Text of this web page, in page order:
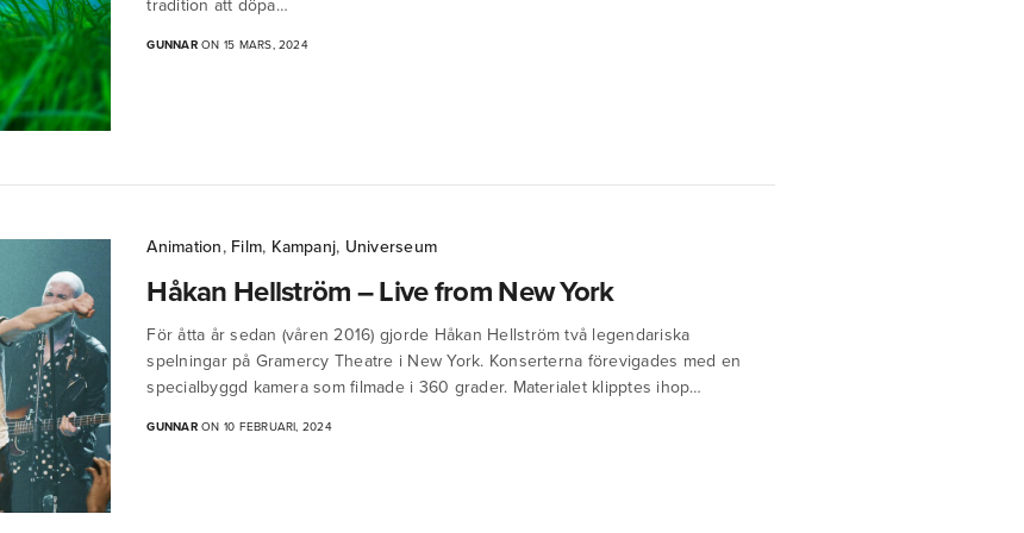
tradition att döpa…
GUNNARON 15 MARS, 2024
Animation, Film, Kampanj, Universeum
Håkan Hellström – Live from New York
För åtta år sedan (våren 2016) gjorde Håkan Hellström två legendariska
spelningar på Gramercy Theatre i New York. Konserterna förevigades med en
specialbyggd kamera som filmade i 360 grader. Materialet klipptes ihop…
GUNNARON 10 FEBRUARI, 2024